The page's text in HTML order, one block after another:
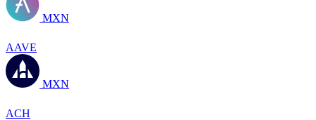
MXN
AAVE
MXN
ACH